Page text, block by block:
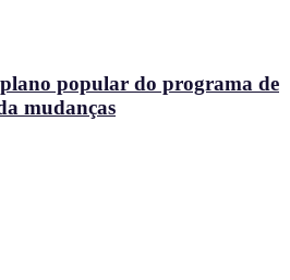
popular do programa de
mudanças